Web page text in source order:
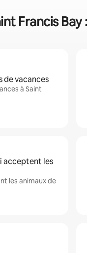
Francis
vacances
à Saint
acceptent les
les animaux de